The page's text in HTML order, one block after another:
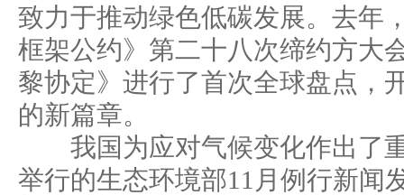
致力于推动绿色低碳发展。去年
框架公约》第二十八次缔约方大
黎协定》进行了首次全球盘点，
的新篇章。
我国为应对气候变化作出了
举行的生态环境部11月例行新闻